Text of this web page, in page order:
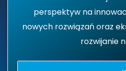
perspektyw na
nowych rozwiązań oraz
rozwijanie